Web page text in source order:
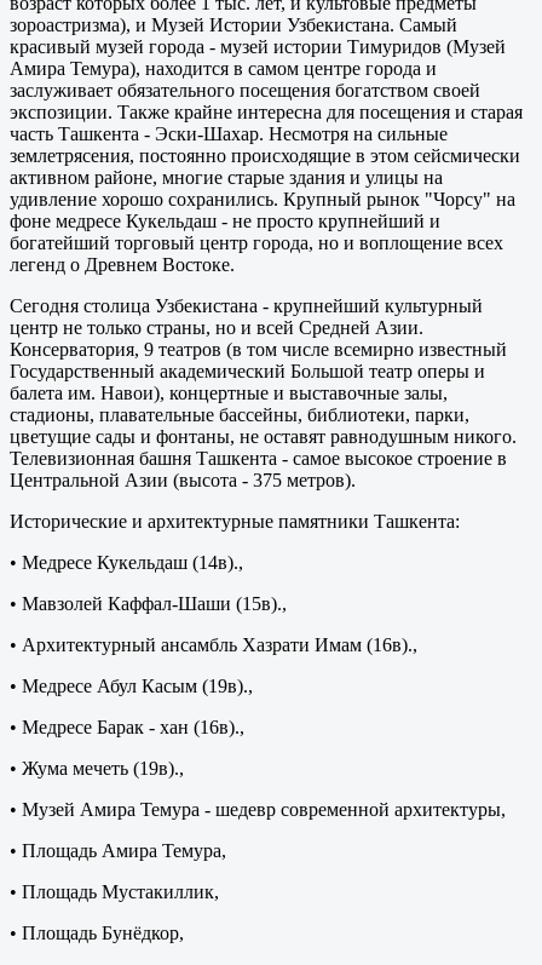
зороастризма), и Музей Истории Узбекистана. Самый
красивый музей города - музей истории Тимуридов (Музей
Амира Темура), находится в самом центре города и
заслуживает обязательного посещения богатством своей
экспозиции. Также крайне интересна для посещения и старая
часть Ташкента - Эски-Шахар. Несмотря на сильные
землетрясения, постоянно происходящие в этом сейсмически
активном районе, многие старые здания и улицы на
удивление хорошо сохранились. Крупный рынок "Чорсу" на
фоне медресе Кукельдаш - не просто крупнейший и
богатейший торговый центр города, но и воплощение всех
легенд о Древнем Востоке.
Сегодня столица Узбекистана - крупнейший культурный
центр не только страны, но и всей Средней Азии.
Консерватория, 9 театров (в том числе всемирно известный
Государственный академический Большой театр оперы и
балета им. Навои), концертные и выставочные залы,
стадионы, плавательные бассейны, библиотеки, парки,
цветущие сады и фонтаны, не оставят равнодушным никого.
Телевизионная башня Ташкента - самое высокое строение в
Центральной Азии (высота - 375 метров).
Исторические и архитектурные памятники Ташкента:
• Медресе Кукельдаш (14в).,
• Мавзолей Каффал-Шаши (15в).,
• Архитектурный ансамбль Хазрати Имам (16в).,
• Медресе Абул Касым (19в).,
• Медресе Барак - хан (16в).,
• Жума мечеть (19в).,
• Музей Амира Темура - шедевр современной архитектуры,
• Площадь Амира Темура,
• Площадь Мустакиллик,
• Площадь Бунёдкор,